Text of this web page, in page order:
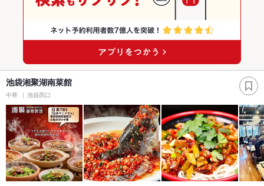
池袋湘聚湖南菜館
中華 池袋西口